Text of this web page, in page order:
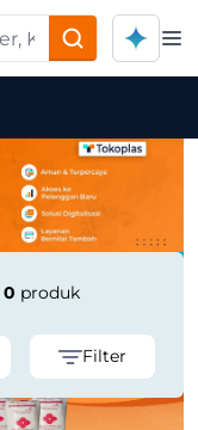
0 produk
Filter